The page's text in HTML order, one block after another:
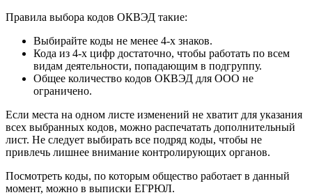
Правила выбора кодов ОКВЭД такие:
Выбирайте коды не менее 4-х знаков.
Кода из 4-х цифр достаточно, чтобы работать по всем
видам деятельности, попадающим в подгруппу.
Общее количество кодов ОКВЭД для ООО не
ограничено.
Если места на одном листе изменений не хватит для указания
всех выбранных кодов, можно распечатать дополнительный
лист. Не следует выбирать все подряд коды, чтобы не
привлечь лишнее внимание контролирующих органов.
Посмотреть коды, по которым общество работает в данный
момент, можно в выписки ЕГРЮЛ.